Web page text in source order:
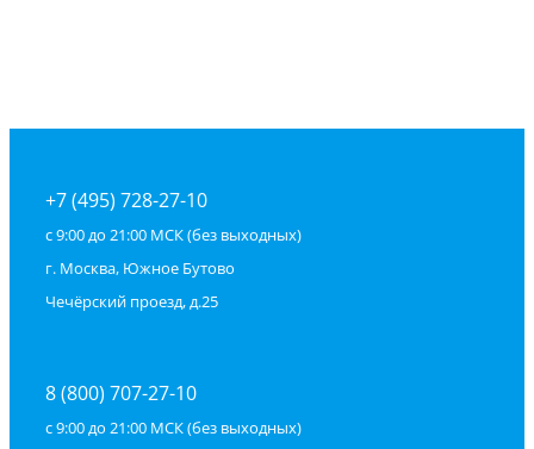
+7 (495) 728-27-10
с 9:00 до 21:00 МСК (без выходных)
г. Москва, Южное Бутово
Чечёрский проезд, д.25
8 (800) 707-27-10
с 9:00 до 21:00 МСК (без выходных)